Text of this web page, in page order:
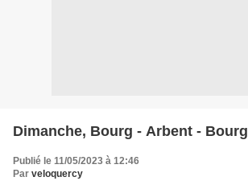
Dimanche, Bourg - Arbent - Bourg
Publié le 11/05/2023 à 12:46
Par veloquercy